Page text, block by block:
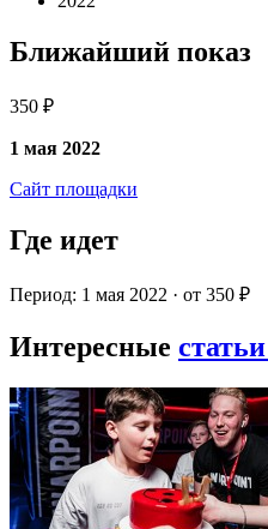
Ближайший показ
350 ₽
1 мая 2022
Сайт площадки
Где идет
Период: 1 мая 2022 · от 350 ₽
Интересные